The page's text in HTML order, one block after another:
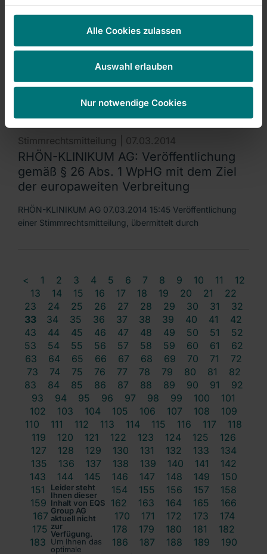
Alle Cookies zulassen
Auswahl erlauben
Nur notwendige Cookies
Stimmrechtsmitteilung |11.03.2014
RHÖN-KLINIKUM AG: Veröffentlichung
gemäß § 26 Abs. 1 WpHG mit dem Ziel
RHÖN-KLINIKUM AG 11.03.2014 14:31 Veröffentlichung
Stimmrechtsmitteilung | 07.03.2014
RHÖN-KLINIKUM AG: Veröffentlichung
gemäß § 26 Abs. 1 WpHG mit dem Ziel
der europaweiten Verbreitung
RHÖN-KLINIKUM AG 07.03.2014 15:45 Veröffentlichung
einer Stimmrechtsmitteilung, übermittelt durch
< 1 2 3 4 5 6 7 8 9 10 11
12
13
14 15 16 17 18 19 20 21
22
23
24 25 26 27 28 29 30 31
32
33
34 35 36 37 38 39 40 41
42
43
44 45 46 47 48 49 50 51
52
53
54 55 56 57 58 59 60 61
62
63
64 65 66 67 68 69 70 71
72
73
74 75 76 77 78 79 80 81
82
83
84 85 86 87 88 89 90 91
92
93
94 95 96 97 98 99 100
101
102
103 104 105 106 107 108
109
110
111 112 113 114 115 116 117
118
119
120 121 122 123 124 125
126
127
128 129 130 131 132 133
134
135
136 137 138 139 140 141
142
143
144 145 146 147 148 149
150
151
152 153 154 155 156 157
158
159
160 161 162 163 164 165
166
167
168 169 170 171 172 173
174
175
176 178 179 180 181
182
183
184 185 186 187 188 189
190
Leider steht
Ihnen dieser
Inhalt von EQS
Group AG
aktuell nicht
zur
Verfügung.
Um Ihnen das
optimale